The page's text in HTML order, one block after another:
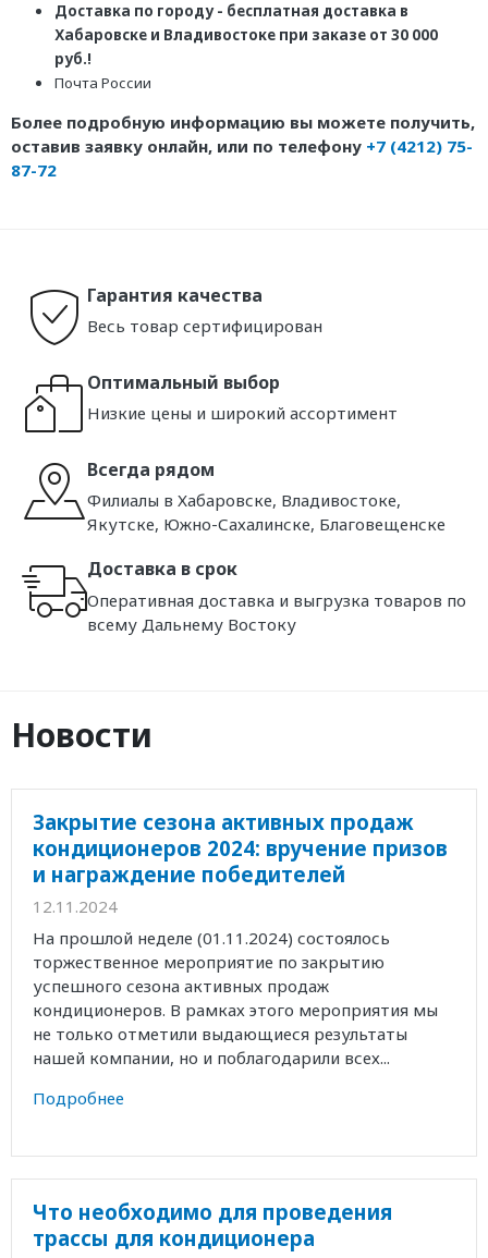
Доставка по городу - бесплатная доставка в
Хабаровске и Владивостоке при заказе от 30 000
руб.!
Почта России
Более подробную информацию вы можете получить,
оставив заявку онлайн, или по телефону +7 (4212) 75-
87-72
Гарантия качества
Весь товар сертифицирован
Оптимальный выбор
Низкие цены и широкий ассортимент
Всегда рядом
Филиалы в Хабаровске, Владивостоке,
Якутске, Южно-Сахалинске, Благовещенске
Доставка в срок
Оперативная доставка и выгрузка товаров по
всему Дальнему Востоку
Новости
Закрытие сезона активных продаж
кондиционеров 2024: вручение призов
и награждение победителей
12.11.2024
На прошлой неделе (01.11.2024) состоялось
торжественное мероприятие по закрытию
успешного сезона активных продаж
кондиционеров. В рамках этого мероприятия мы
не только отметили выдающиеся результаты
нашей компании, но и поблагодарили всех...
Подробнее
Что необходимо для проведения
трассы для кондиционера